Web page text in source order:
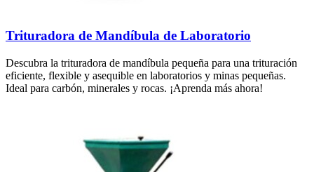
Trituradora de Mandíbula de Laboratorio
Descubra la trituradora de mandíbula pequeña para una trituración
eficiente, flexible y asequible en laboratorios y minas pequeñas.
Ideal para carbón, minerales y rocas. ¡Aprenda más ahora!